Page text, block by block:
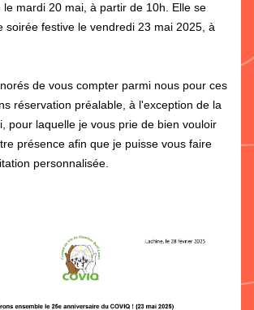
le mardi 20 mai, à partir de 10h. Elle se
soirée festive le vendredi 23 mai 2025, à
de vous compter parmi nous pour ces
réservation préalable, à l'exception de la
pour laquelle je vous prie de bien vouloir
présence afin que je puisse vous faire
personnalisée.